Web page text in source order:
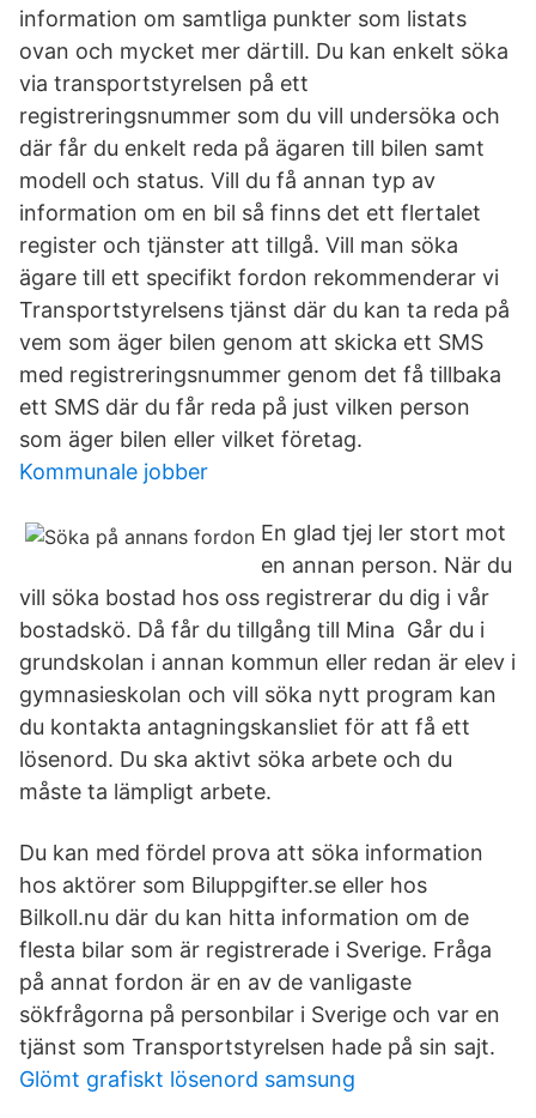
information om samtliga punkter som listats
ovan och mycket mer därtill. Du kan enkelt söka
via transportstyrelsen på ett
registreringsnummer som du vill undersöka och
där får du enkelt reda på ägaren till bilen samt
modell och status. Vill du få annan typ av
information om en bil så finns det ett flertalet
register och tjänster att tillgå. Vill man söka
ägare till ett specifikt fordon rekommenderar vi
Transportstyrelsens tjänst där du kan ta reda på
vem som äger bilen genom att skicka ett SMS
med registreringsnummer genom det få tillbaka
ett SMS där du får reda på just vilken person
som äger bilen eller vilket företag.
Kommunale jobber
En glad tjej ler stort mot
en annan person. När du
vill söka bostad hos oss registrerar du dig i vår
bostadskö. Då får du tillgång till Mina Går du i
grundskolan i annan kommun eller redan är elev i
gymnasieskolan och vill söka nytt program kan
du kontakta antagningskansliet för att få ett
lösenord. Du ska aktivt söka arbete och du
måste ta lämpligt arbete.
Du kan med fördel prova att söka information
hos aktörer som Biluppgifter.se eller hos
Bilkoll.nu där du kan hitta information om de
flesta bilar som är registrerade i Sverige. Fråga
på annat fordon är en av de vanligaste
sökfrågorna på personbilar i Sverige och var en
tjänst som Transportstyrelsen hade på sin sajt.
Glömt grafiskt lösenord samsung